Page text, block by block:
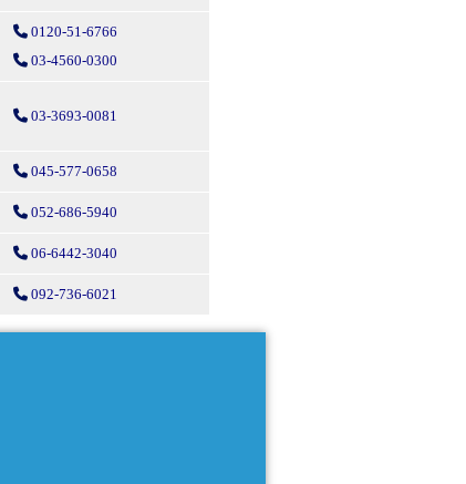
0120-51-6766
03-4560-0300
03-3693-0081
045-577-0658
052-686-5940
06-6442-3040
092-736-6021